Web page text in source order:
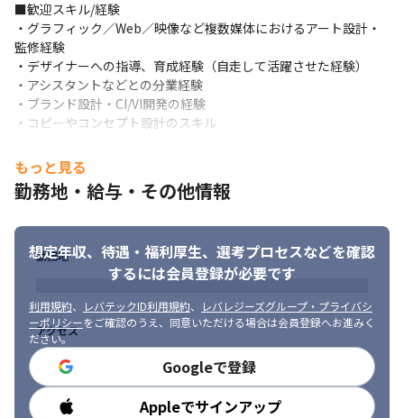
■歓迎スキル/経験
・グラフィック／Web／映像など複数媒体におけるアート設計・
監修経験
・デザイナーへの指導、育成経験（自走して活躍させた経験）
・アシスタントなどとの分業経験
・ブランド設計・CI/VI開発の経験
・コピーやコンセプト設計のスキル
・グローバル案件・海外チームとの協働経験
・AI×デザインの新しい表現に興味がある方
・裁量を持って、プロジェクトに関わりたい方
・ポジティブ思考で何事も自分から楽しめる方
・コミュニケーションを大事にして業務に取り組みたい方
さを発揮できる方
・人の役に立つことが大好きな方
・相手の立場に立って物事を考えられる方
・好奇心と探究心が旺盛な方
・対話によって物事を掘り下げるのが好き、または得意な方
・AIなど新しい技術を取り入れるのが好きな方
もっと見る
勤務地・給与・その他情報
想定年収、待遇・福利厚生、 選考プロセスなどを確認
するには会員登録が必要です
利用規約、 レバテックID利用規約、
レバレジーズグループ・プライバシ
ーポリシーをご確認のうえ、同意いただける場合は会員登録へお進みく
ださい。
Googleで登録
Appleでサインアップ
勤務地
アクセス
勤務時間